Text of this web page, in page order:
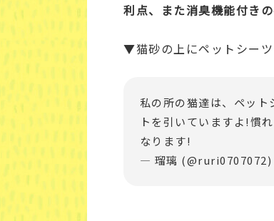
利点、また消臭機能付き
▼猫砂の上にペットシーツ
私の所の猫達は、ペッ
トを引いていますよ!慣
なります!
— 瑠璃 (@ruri0707072)